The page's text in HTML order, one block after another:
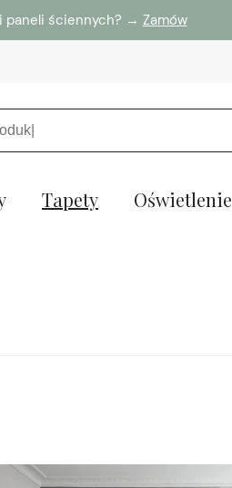
paneli ściennych? → Zamów
Tapety Oświetlenie